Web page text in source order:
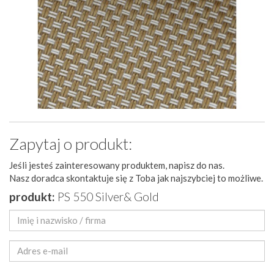
Zapytaj o produkt:
Jeśli jesteś zainteresowany produktem, napisz do nas.
Nasz doradca skontaktuje się z Toba jak najszybciej to możliwe.
produkt: PS 550 Silver& Gold